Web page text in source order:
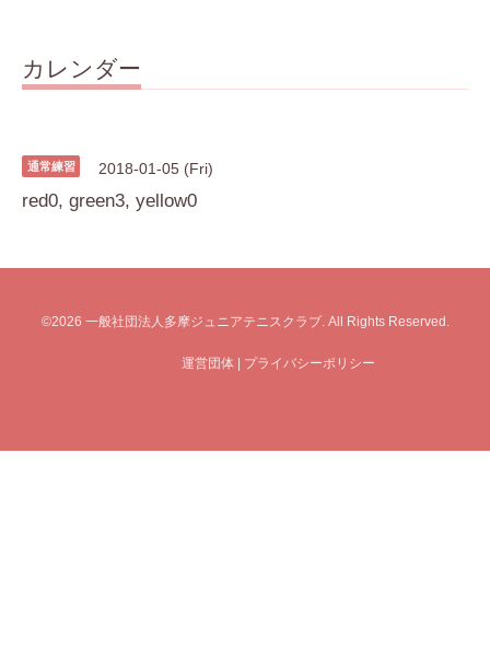
カレンダー
通常練習 2018-01-05 (Fri)
red0, green3, yellow0
©2026 一般社団法人多摩ジュニアテニスクラブ. All Rights Reserved.
運営団体 | プライバシーポリシー